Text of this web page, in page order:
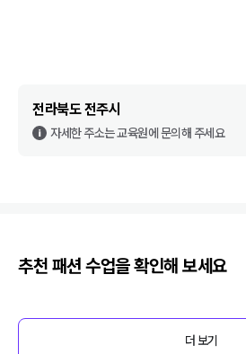
전라북도 전주시
자세한 주소는 교육원에 문의해 주세요
추천 패션 수업을 확인해 보세요
더 보기